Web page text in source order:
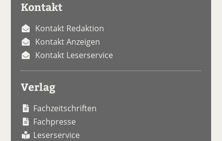
Kontakt
Kontakt Redaktion
Kontakt Anzeigen
Kontakt Leserservice
Verlag
Fachzeitschriften
Fachpresse
Leserservice